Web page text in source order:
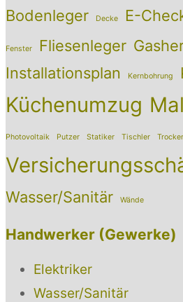
Bodenleger
Decke E-
Fenster Fliesenleger
Installationsplan
Kernbohrung
Küchenumzug
Photovoltaik Putzer Statiker Tischler
Wasser/Sanitär Wände
Handwerker (Gewerke)
Elektriker
Wasser/Sanitär